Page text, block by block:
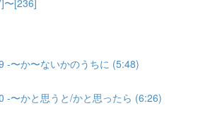
-〜か〜ないかのうちに (5:48)
-〜かと思うと/かと思ったら (6:26)